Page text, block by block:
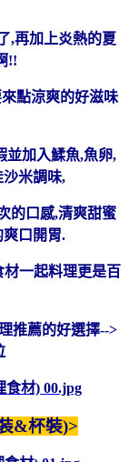
,再加上炎熱的夏
!!
點涼爽的好滋味
並加入鰇魚,魚卵,
米調味,
的口感,清爽甜蜜
口開胃.
一起料理更是百
推薦的好選擇-->
&杯裝)>